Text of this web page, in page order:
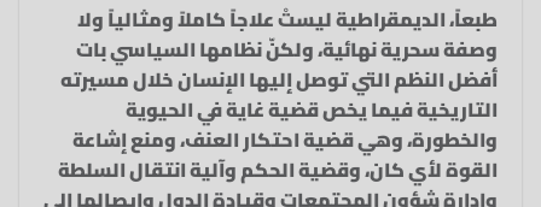
طبعاً، الديمقراطية ليستْ علاجاً كاملاً ومثالياً ولا
وصفة سحرية نهائية، ولكنّ نظامها السياسي بات
أفضل النظم التي توصل إليها الإنسان خلال مسيرته
التاريخية فيما يخص قضية غاية في الحيوية
والخطورة، وهي قضية احتكار العنف، ومنع إشاعة
القوة لأي كان، وقضية الحكم وآلية انتقال السلطة